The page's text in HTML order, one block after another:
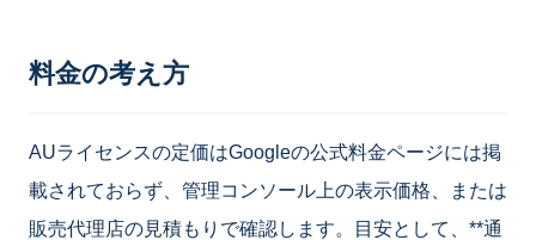
料金の考え方
AUライセンスの定価はGoogleの公式料金ページには掲
載されておらず、管理コンソール上の表示価格、または
販売代理店の見積もりで確認します。目安として、**通